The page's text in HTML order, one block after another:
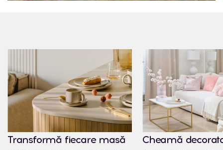
Transformă fiecare masă
Cheamă